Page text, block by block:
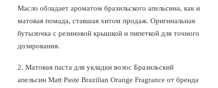
Масло обладает ароматом бразильского апельсина, как и
матовая помада, ставшая хитом продаж. Оригинальная
бутылочка с резиновой крышкой и пипеткой для точного
дозирования.
2. Матовая паста для укладки волос Бразильский
апельсин Matt Paste Brazilian Orange Fragrance от бренда